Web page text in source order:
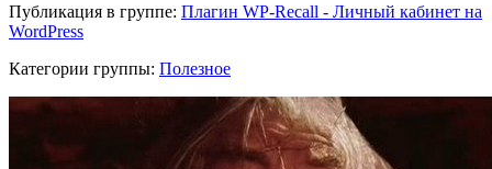
Публикация в группе: Плагин WP-Recall - Личный кабинет на
WordPress
Категории группы: Полезное